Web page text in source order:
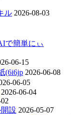
ル 2026-08-03
で簡単にぃ
06-15
(6i6jp 2026-06-08
06-05
2026-06-04
設 2026-05-07